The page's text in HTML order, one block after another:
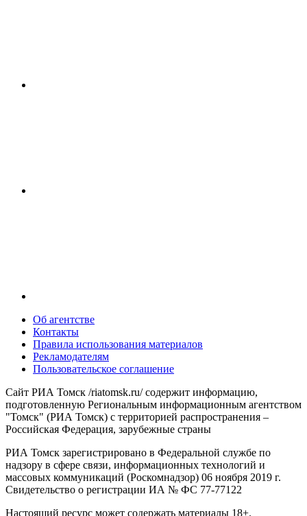
Об агентстве
Контакты
Правила использования материалов
Рекламодателям
Пользовательское соглашение
Сайт РИА Томск /riatomsk.ru/ содержит информацию,
подготовленную Региональным информационным агентством
"Томск" (РИА Томск) с территорией распространения –
Российская Федерация, зарубежные страны
РИА Томск зарегистрировано в Федеральной службе по
надзору в сфере связи, информационных технологий и
массовых коммуникаций (Роскомнадзор) 06 ноября 2019 г.
Свидетельство о регистрации ИА № ФС 77-77122
Настоящий ресурс может содержать материалы 18+.